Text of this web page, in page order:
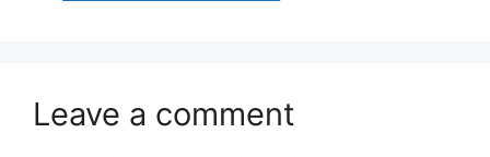
Leave a comment